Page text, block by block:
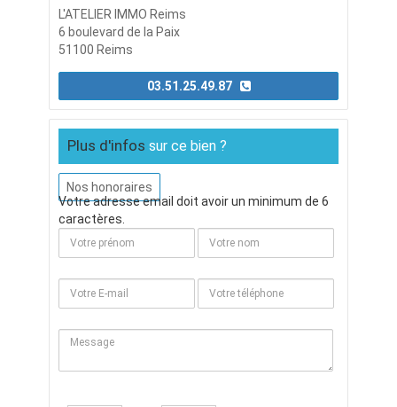
L'ATELIER IMMO Reims
6 boulevard de la Paix
51100 Reims
Plus d'infos sur ce bien ?
Nos honoraires
Votre adresse email doit avoir un minimum de 6
caractères.